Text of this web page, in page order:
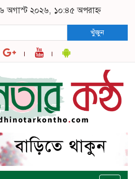
অগাস্ট ২০২৬, ১০:৪৫ অপরাহ্ন
খুঁজুন